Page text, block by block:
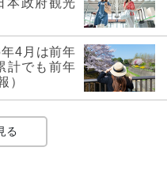
政府観光
4月は前年
計でも前年
）
る